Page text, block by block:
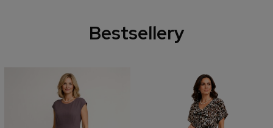
Bestsellery